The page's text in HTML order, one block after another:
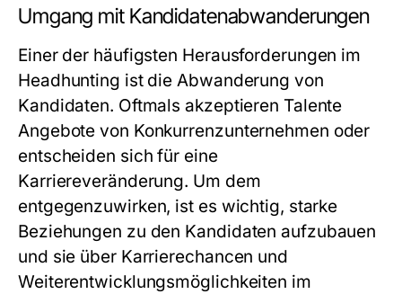
Umgang mit Kandidatenabwanderungen
Einer der häufigsten Herausforderungen im
Headhunting ist die Abwanderung von
Kandidaten. Oftmals akzeptieren Talente
Angebote von Konkurrenzunternehmen oder
entscheiden sich für eine
Karriereveränderung. Um dem
entgegenzuwirken, ist es wichtig, starke
Beziehungen zu den Kandidaten aufzubauen
und sie über Karrierechancen und
Weiterentwicklungsmöglichkeiten im